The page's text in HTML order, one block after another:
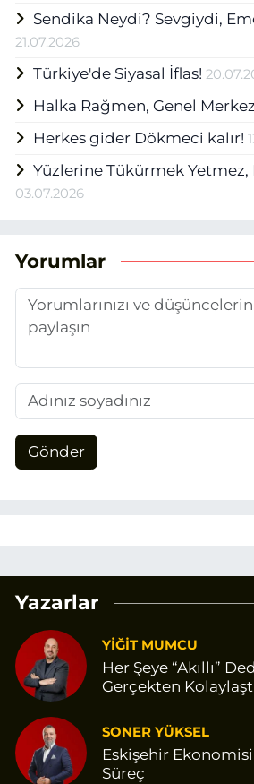
Sendika Neydi? Sevgiydi,
21.07.2026
Türkiye'de Siyasal İflas!
Halka Rağmen, Genel
Herkes gider Dökmeci kalır!
Yüzlerine Tükürmek
03.07.2026
Yorumlar
Gönder
Yazarlar
YİĞİT MUMCU
Her Şeye “Akıllı”
Gerçekten
SONER YÜKSEL
Eskişehir
Süreç